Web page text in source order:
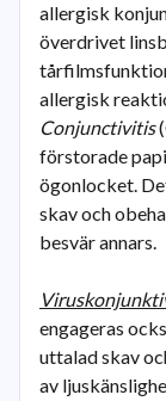
allergisk
överdrivet
allergisk
Conjunctivitis
förstorade
ögonlocket.
skav och
besvär annars.
engageras
uttalad skav
av